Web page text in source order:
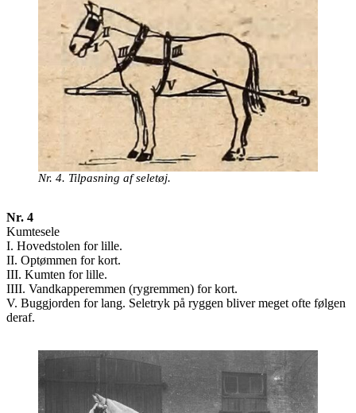
Nr. 4. Tilpasning af seletøj.
Nr. 4
Kumtesele
I. Hovedstolen for lille.
II. Optømmen for kort.
III. Kumten for lille.
IIII. Vandkapperemmen (rygremmen) for kort.
V. Buggjorden for lang. Seletryk på ryggen bliver meget ofte følgen
deraf.